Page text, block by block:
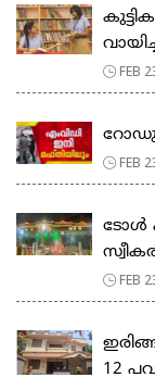
FEB
FEB
ടോള്‍
FEB
12